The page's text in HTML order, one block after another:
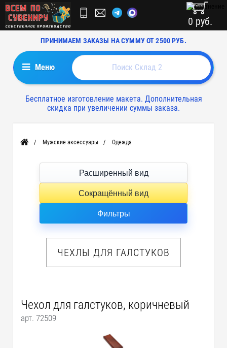
ПРИНИМАЕМ ЗАКАЗЫ НА СУММУ ОТ 2500 РУБ.
0 руб.
Меню
Бесплатное изготовление макета. Дополнительная
скидка при увеличении суммы заказа.
Главная Мужские аксессуары Одежда
Расширенный вид
Сокращённый вид
Фильтры
ЧЕХЛЫ ДЛЯ ГАЛСТУКОВ
Чехол для галстуков, коричневый
арт. 72509